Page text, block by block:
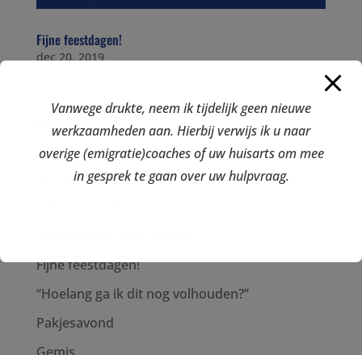
Fijne feestdagen!
dec 20, 2019
Nieuws
Andere koers voor 2021
Succes maak je samen!
Fijne feestdagen!
“Hoelang ga ik dit nog volhouden?”
Pakjesavond
Vanwege drukte, neem ik tijdelijk geen nieuwe
werkzaamheden aan. Hierbij verwijs ik u naar
overige (emigratie)coaches of uw huisarts om mee
in gesprek te gaan over uw hulpvraag.